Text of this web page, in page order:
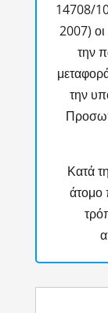
14708/
2007) οι
την
την
Κατά
άτομο